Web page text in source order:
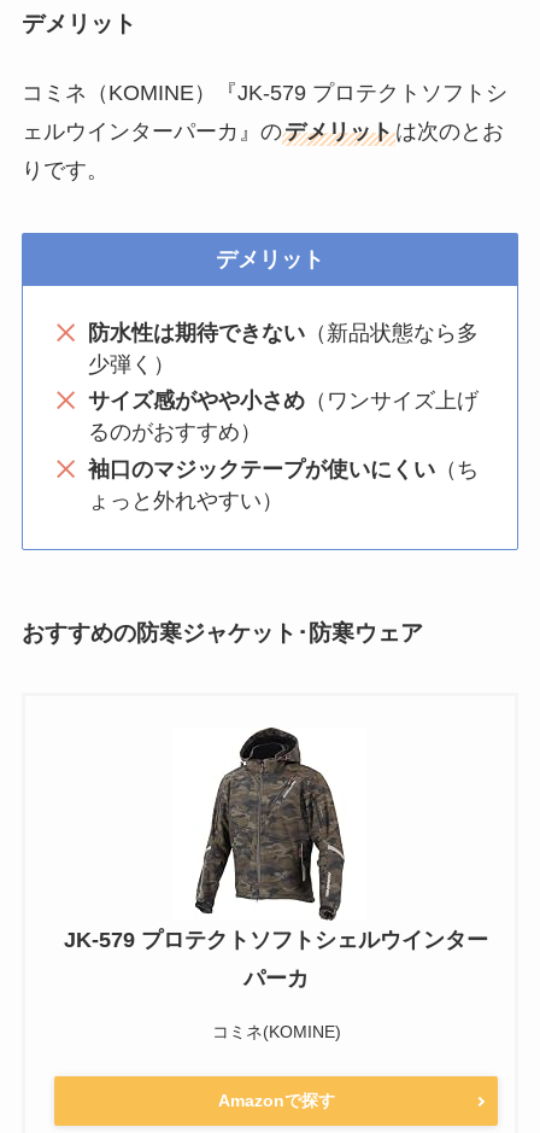
デメリット
コミネ（KOMINE）『JK-579 プロテクトソフトシ
ェルウインターパーカ』のデメリットは次のとお
りです。
デメリット
防水性は期待できない（新品状態なら多
少弾く）
サイズ感がやや小さめ（ワンサイズ上げ
るのがおすすめ）
袖口のマジックテープが使いにくい（ち
ょっと外れやすい）
おすすめの防寒ジャケット･防寒ウェア
JK-579 プロテクトソフトシェルウインター
パーカ
コミネ(KOMINE)
Amazonで探す